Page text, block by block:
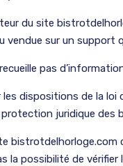
du site
vendue sur un support
pas
dispositions de la loi
juridique des
bistrotdelhorloge.com
la possibilité de